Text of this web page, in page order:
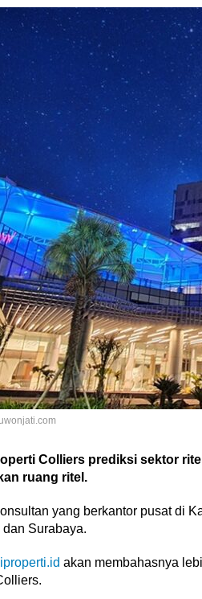
Colliers prediksi sektor
ruang ritel.
yang berkantor pusat di
Surabaya.
akan membahasnya